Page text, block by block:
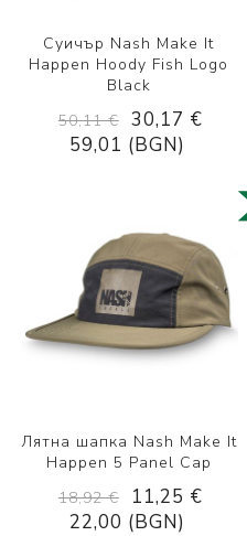
Суичър Nash Make It
Happen Hoody Fish Logo
Black
50,11 € 30,17 €
59,01 (BGN)
Лятна шапка Nash Make It
Happen 5 Panel Cap
18,92 €
11,25 €
22,00 (BGN)